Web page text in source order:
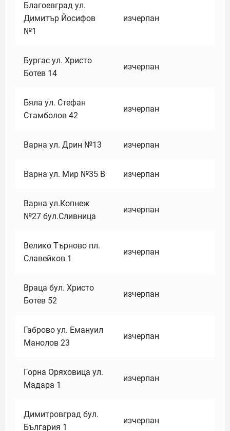
Благоевград ул.
Димитър Йосифов
№1
изчерпан
Бургас ул. Христо
Ботев 14
изчерпан
Бяла ул. Стефан
Стамболов 42
изчерпан
Варна ул. Дрин №13 изчерпан
Варна ул. Мир №35 В изчерпан
Варна ул.Копнеж
№27 бул.Сливница
изчерпан
Велико Търново пл.
Славейков 1
изчерпан
Враца бул. Христо
Ботев 52
изчерпан
Габрово ул. Емануил
Манолов 23
изчерпан
Горна Оряховица ул.
Мадара 1
изчерпан
Димитровград бул.
България 1
изчерпан